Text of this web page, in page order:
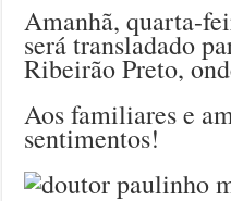
Amanhã, quarta-
será transladado
Ribeirão Preto,
Aos familiares e
sentimentos!